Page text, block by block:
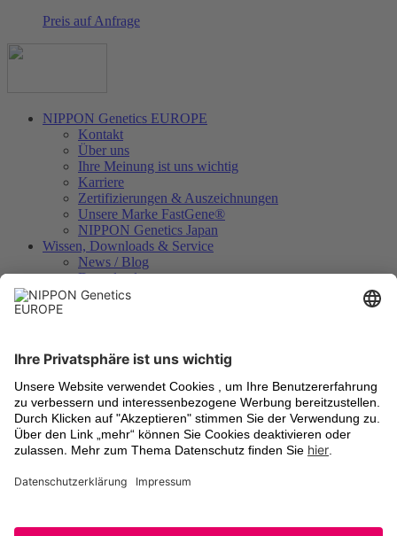
Preis auf Anfrage
NIPPON Genetics EUROPE
Kontakt
Über uns
Ihre Meinung ist uns wichtig
Karriere
Zertifizierungen & Auszeichnungen
Unsere Marke FastGene®
NIPPON Genetics Japan
Wissen, Downloads & Service
News / Blog
Downloads
Videos
Internationale Händler
Allgemeine Geschäftsbedingungen
Versandkosten
Rücknahme von Altgeräten
Datenschutzbestimmungen
Cookie Einstellungen
Warenzeichen